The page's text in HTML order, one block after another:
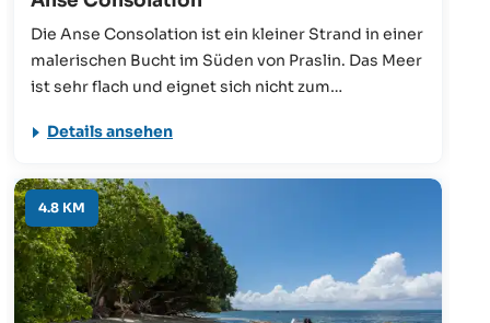
Die Anse Consolation ist ein kleiner Strand in einer
malerischen Bucht im Süden von Praslin. Das Meer
ist sehr flach und eignet sich nicht zum
nicht abhalten, denn die Granitfelsen- und
einzigartiges Aussehen. Der Strand ist auch ideal
für Kinder, die hier in den durch alte Korallen
abgetrennten Pools spielen können.
Details ansehen
4.8 KM